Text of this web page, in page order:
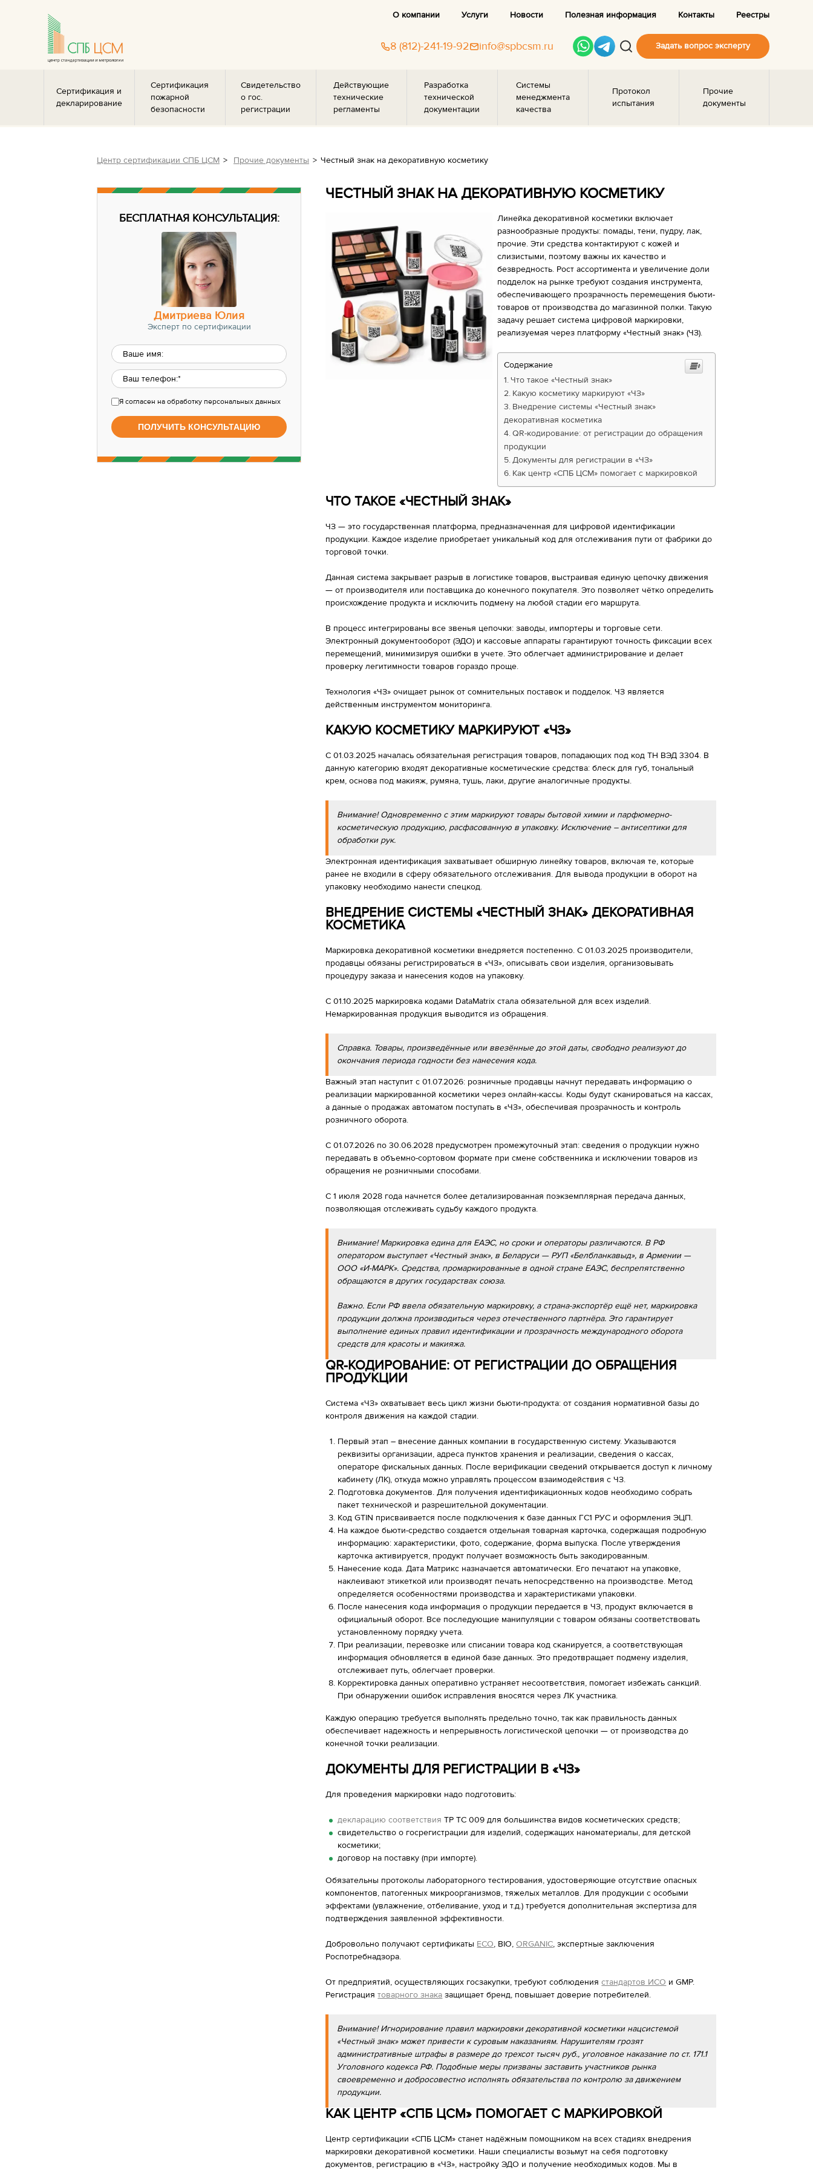
О компании Услуги Новости Полезная информация Контакты Реестры
8 (812)-241-19-92 info@spbcsm.ru Задать вопрос эксперту
Сертификация и
декларирование
Сертификация
пожарной
безопасности
Свидетельство
о гос.
регистрации
Действующие
технические
регламенты
Разработка
технической
документации
Системы
менеджмента
качества
Протокол
испытания
Прочие
документы
Центр сертификации СПБ ЦСМ Прочие документы Честный знак на декоративную косметику
БЕСПЛАТНАЯ КОНСУЛЬТАЦИЯ:
Дмитриева Юлия
Эксперт по сертификации
Я согласенна обработку персональных данных
ЧЕСТНЫЙ ЗНАК НА ДЕКОРАТИВНУЮ КОСМЕТИКУ
Линейка декоративной косметики включает
разнообразные продукты: помады, тени, пудру, лак,
прочие. Эти средства контактируют с кожей и
слизистыми, поэтому важны их качество и
безвредность. Рост ассортимента и увеличение доли
подделок на рынке требуют создания инструмента,
обеспечивающего прозрачность перемещения бьюти-
товаров от производства до магазинной полки. Такую
задачу решает система цифровой маркировки,
реализуемая через платформу «Честный знак» (ЧЗ).
Содержание
Что такое «Честный знак»
Какую косметику маркируют «ЧЗ»
Внедрение системы «Честный знак»
декоративная косметика
QR-кодирование: от регистрации до обращения
продукции
Документы для регистрации в «ЧЗ»
Как центр «СПБ ЦСМ» помогает с маркировкой
ЧТО ТАКОЕ «ЧЕСТНЫЙ ЗНАК»
ЧЗ — это государственная платформа, предназначенная для цифровой идентификации
продукции. Каждое изделие приобретает уникальный код для отслеживания пути от фабрики до
торговой точки.
Данная система закрывает разрыв в логистике товаров, выстраивая единую цепочку движения
— от производителя или поставщика до конечного покупателя. Это позволяет чётко определить
происхождение продукта и исключить подмену на любой стадии его маршрута.
В процесс интегрированы все звенья цепочки: заводы, импортеры и торговые сети.
Электронный документооборот (ЭДО) и кассовые аппараты гарантируют точность фиксации всех
перемещений, минимизируя ошибки в учете. Это облегчает администрирование и делает
проверку легитимности товаров гораздо проще.
Технология «ЧЗ» очищает рынок от сомнительных поставок и подделок. ЧЗ является
действенным инструментом мониторинга.
КАКУЮ КОСМЕТИКУ МАРКИРУЮТ «ЧЗ»
С 01.03.2025 началась обязательная регистрация товаров, попадающих под код ТН ВЭД 3304. В
данную категорию входят декоративные косметические средства: блеск для губ, тональный
крем, основа под макияж, румяна, тушь, лаки, другие аналогичные продукты.
Внимание! Одновременно с этим маркируют товары бытовой химии и парфюмерно-
косметическую продукцию, расфасованную в упаковку. Исключение – антисептики для
обработки рук.
Электронная идентификация захватывает обширную линейку товаров, включая те, которые
ранее не входили в сферу обязательного отслеживания. Для вывода продукции в оборот на
упаковку необходимо нанести спецкод.
ВНЕДРЕНИЕ СИСТЕМЫ «ЧЕСТНЫЙ ЗНАК» ДЕКОРАТИВНАЯ
КОСМЕТИКА
Маркировка декоративной косметики внедряется постепенно. С 01.03.2025 производители,
продавцы обязаны регистрироваться в «ЧЗ», описывать свои изделия, организовывать
процедуру заказа и нанесения кодов на упаковку.
С 01.10.2025 маркировка кодами DataMatrix стала обязательной для всех изделий.
Немаркированная продукция выводится из обращения.
Справка. Товары, произведённые или ввезённые до этой даты, свободно реализуют до
окончания периода годности без нанесения кода.
Важный этап наступит с 01.07.2026: розничные продавцы начнут передавать информацию о
реализации маркированной косметики через онлайн-кассы. Коды будут сканироваться на кассах,
а данные о продажах автоматом поступать в «ЧЗ», обеспечивая прозрачность и контроль
розничного оборота.
С 01.07.2026 по 30.06.2028 предусмотрен промежуточный этап: сведения о продукции нужно
передавать в объемно-сортовом формате при смене собственника и исключении товаров из
обращения не розничными способами.
С 1 июля 2028 года начнется более детализированная поэкземплярная передача данных,
позволяющая отслеживать судьбу каждого продукта.
Внимание! Маркировка едина для ЕАЭС, но сроки и операторы различаются. В РФ
оператором выступает «Честный знак», в Беларуси — РУП «Белбланкавыд», в Армении —
ООО «И-МАРК». Средства, промаркированные в одной стране ЕАЭС, беспрепятственно
обращаются в других государствах союза.
Важно. Если РФ ввела обязательную маркировку, а страна-экспортёр ещё нет, маркировка
продукции должна производиться через отечественного партнёра. Это гарантирует
выполнение единых правил идентификации и прозрачность международного оборота
средств для красоты и макияжа.
QR-КОДИРОВАНИЕ: ОТ РЕГИСТРАЦИИ ДО ОБРАЩЕНИЯ
ПРОДУКЦИИ
Система «ЧЗ» охватывает весь цикл жизни бьюти-продукта: от создания нормативной базы до
контроля движения на каждой стадии.
Первый этап – внесение данных компании в государственную систему. Указываются
реквизиты организации, адреса пунктов хранения и реализации, сведения о кассах,
операторе фискальных данных. После верификации сведений открывается доступ к личному
кабинету (ЛК), откуда можно управлять процессом взаимодействия с ЧЗ.
Подготовка документов. Для получения идентификационных кодов необходимо собрать
пакет технической и разрешительной документации.
Код GTIN присваивается после подключения к базе данных ГС1 РУС и оформления ЭЦП.
На каждое бьюти-средство создается отдельная товарная карточка, содержащая подробную
информацию: характеристики, фото, содержание, форма выпуска. После утверждения
карточка активируется, продукт получает возможность быть закодированным.
Нанесение кода. Дата Матрикс назначается автоматически. Его печатают на упаковке,
наклеивают этикеткой или производят печать непосредственно на производстве. Метод
определяется особенностями производства и характеристиками упаковки.
После нанесения кода информация о продукции передается в ЧЗ, продукт включается в
официальный оборот. Все последующие манипуляции с товаром обязаны соответствовать
установленному порядку учета.
При реализации, перевозке или списании товара код сканируется, а соответствующая
информация обновляется в единой базе данных. Это предотвращает подмену изделия,
отслеживает путь, облегчает проверки.
Корректировка данных оперативно устраняет несоответствия, помогает избежать санкций.
При обнаружении ошибок исправления вносятся через ЛК участника.
Каждую операцию требуется выполнять предельно точно, так как правильность данных
обеспечивает надежность и непрерывность логистической цепочки — от производства до
конечной точки реализации.
ДОКУМЕНТЫ ДЛЯ РЕГИСТРАЦИИ В «ЧЗ»
Для проведения маркировки надо подготовить:
декларацию соответствия ТР ТС 009 для большинства видов косметических средств;
свидетельство о госрегистрации для изделий, содержащих наноматериалы, для детской
косметики;
договор на поставку (при импорте).
Обязательны протоколы лабораторного тестирования, удостоверяющие отсутствие опасных
компонентов, патогенных микроорганизмов, тяжелых металлов. Для продукции с особыми
эффектами (увлажнение, отбеливание, уход и т.д.) требуется дополнительная экспертиза для
подтверждения заявленной эффективности.
Добровольно получают сертификаты ECO, BIO,ORGANIC, экспертные заключения
Роспотребнадзора.
От предприятий, осуществляющих госзакупки, требуют соблюдениястандартов ИСО и GMP.
Регистрациятоварного знака защищает бренд, повышает доверие потребителей.
Внимание! Игнорирование правил маркировки декоративной косметики нацсистемой
«Честный знак» может привести к суровым наказаниям. Нарушителям грозят
административные штрафы в размере до трехсот тысяч руб., уголовное наказание по ст. 171.1
Уголовного кодекса РФ. Подобные меры призваны заставить участников рынка
своевременно и добросовестно исполнять обязательства по контролю за движением
продукции.
КАК ЦЕНТР «СПБ ЦСМ» ПОМОГАЕТ С МАРКИРОВКОЙ
Центр сертификации «СПБ ЦСМ» станет надёжным помощником на всех стадиях внедрения
маркировки декоративной косметики. Наши специалисты возьмут на себя подготовку
документов, регистрацию в «ЧЗ», настройку ЭДО и получение необходимых кодов. Мы в